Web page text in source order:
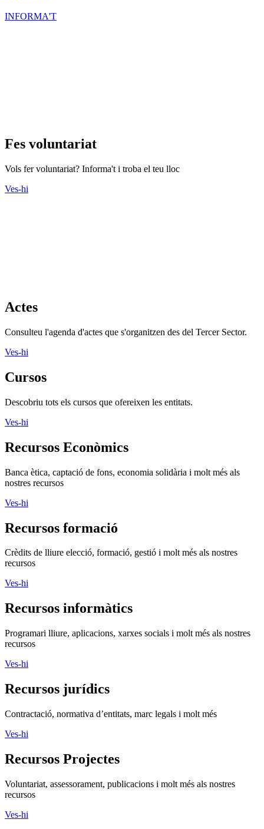
INFORMA'T
Fes voluntariat
Vols fer voluntariat? Informa't i troba el teu lloc
Ves-hi
Actes
Consulteu l'agenda d'actes que s'organitzen des del Tercer Sector.
Ves-hi
Cursos
Descobriu tots els cursos que ofereixen les entitats.
Ves-hi
Recursos Econòmics
Banca ètica, captació de fons, economia solidària i molt més als
nostres recursos
Ves-hi
Recursos formació
Crèdits de lliure elecció, formació, gestió i molt més als nostres
recursos
Ves-hi
Recursos informàtics
Programari lliure, aplicacions, xarxes socials i molt més als nostres
recursos
Ves-hi
Recursos jurídics
Contractació, normativa d’entitats, marc legals i molt més
Ves-hi
Recursos Projectes
Voluntariat, assessorament, publicacions i molt més als nostres
recursos
Ves-hi